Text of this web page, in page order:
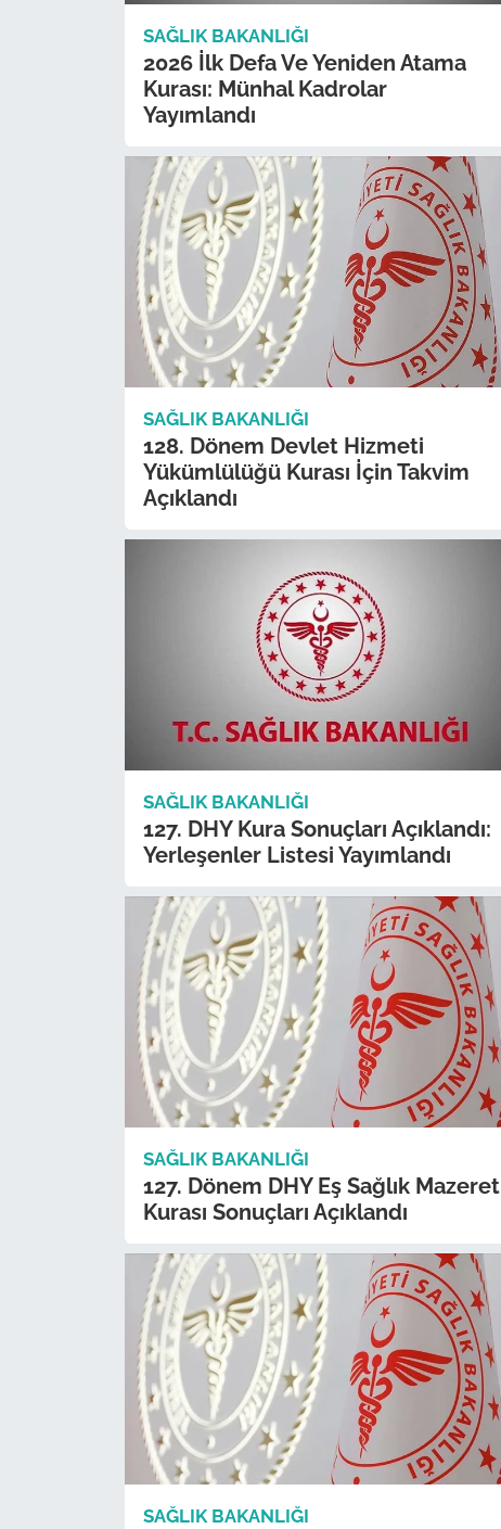
SAĞLIK BAKANLIĞI
2026 İlk Defa Ve Yeniden Atama
Kurası: Münhal Kadrolar
Yayımlandı
SAĞLIK BAKANLIĞI
128. Dönem Devlet Hizmeti
Yükümlülüğü Kurası İçin Takvim
Açıklandı
SAĞLIK BAKANLIĞI
127. DHY Kura Sonuçları Açıklandı:
Yerleşenler Listesi Yayımlandı
SAĞLIK BAKANLIĞI
127. Dönem DHY Eş Sağlık Mazeret
Kurası Sonuçları Açıklandı
SAĞLIK BAKANLIĞI